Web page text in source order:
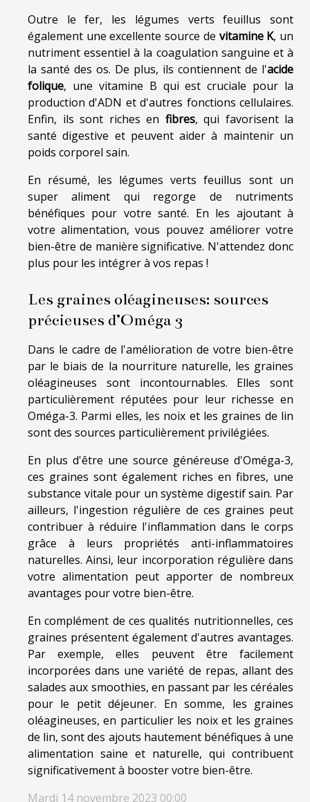
Outre le fer, les légumes verts feuillus sont
également une excellente source de vitamine K, un
nutriment essentiel à la coagulation sanguine et à
la santé des os. De plus, ils contiennent de l'acide
folique, une vitamine B qui est cruciale pour la
production d'ADN et d'autres fonctions cellulaires.
Enfin, ils sont riches en fibres, qui favorisent la
santé digestive et peuvent aider à maintenir un
poids corporel sain.
En résumé, les légumes verts feuillus sont un
super aliment qui regorge de nutriments
bénéfiques pour votre santé. En les ajoutant à
votre alimentation, vous pouvez améliorer votre
bien-être de manière significative. N'attendez donc
plus pour les intégrer à vos repas !
Les graines oléagineuses: sources
précieuses d’Oméga 3
Dans le cadre de l'amélioration de votre bien-être
par le biais de la nourriture naturelle, les graines
oléagineuses sont incontournables. Elles sont
particulièrement réputées pour leur richesse en
Oméga-3. Parmi elles, les noix et les graines de lin
sont des sources particulièrement privilégiées.
En plus d'être une source généreuse d'Oméga-3,
ces graines sont également riches en fibres, une
substance vitale pour un système digestif sain. Par
ailleurs, l'ingestion régulière de ces graines peut
contribuer à réduire l'inflammation dans le corps
grâce à leurs propriétés anti-inflammatoires
naturelles. Ainsi, leur incorporation régulière dans
votre alimentation peut apporter de nombreux
avantages pour votre bien-être.
En complément de ces qualités nutritionnelles, ces
graines présentent également d'autres avantages.
Par exemple, elles peuvent être facilement
incorporées dans une variété de repas, allant des
salades aux smoothies, en passant par les céréales
pour le petit déjeuner. En somme, les graines
oléagineuses, en particulier les noix et les graines
de lin, sont des ajouts hautement bénéfiques à une
alimentation saine et naturelle, qui contribuent
significativement à booster votre bien-être.
Mardi 14 novembre 2023 00:00